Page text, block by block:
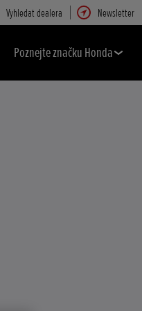
Vyhledat dealera Newsletter
Poznejte značku Honda